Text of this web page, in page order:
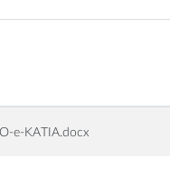
e-KATIA.docx